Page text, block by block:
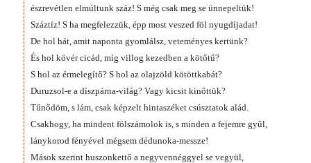
észrevétlen elmúltunk száz! S még csak meg se ünnepeltük!
Száztíz! S ha megfelezzük, épp most veszed föl nyugdíjadat!
De hol hát, amit naponta gyomlálsz, veteményes kertünk?
És hol kövér cicád, míg villog kezedben a kötőtű?
S hol az érmelegítő? S hol az olajzöld kötöttkabát?
Duruzsol-e a díszpárna-világ? Vagy kicsit kinőttük?
Tűnődöm, s lám, csak képzelt hintaszéket csúsztatok alád.
Csakhogy, ha mindent fölszámolok is, s minden a fejemre gyűl,
lánykorod fényével mégsem dédunoka-messze!
Mások szerint huszonkettő a negyvennéggyel se vegyül,